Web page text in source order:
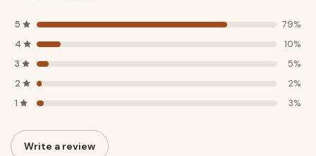
5
79%
4
10%
3
5%
2
2%
1
3%
Write a review